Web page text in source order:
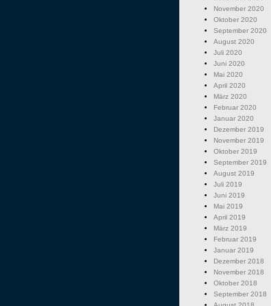
November 2020
Oktober 2020
September 2020
August 2020
Juli 2020
Juni 2020
Mai 2020
April 2020
März 2020
Februar 2020
Januar 2020
Dezember 2019
November 2019
Oktober 2019
September 2019
August 2019
Juli 2019
Juni 2019
Mai 2019
April 2019
März 2019
Februar 2019
Januar 2019
Dezember 2018
November 2018
Oktober 2018
September 2018